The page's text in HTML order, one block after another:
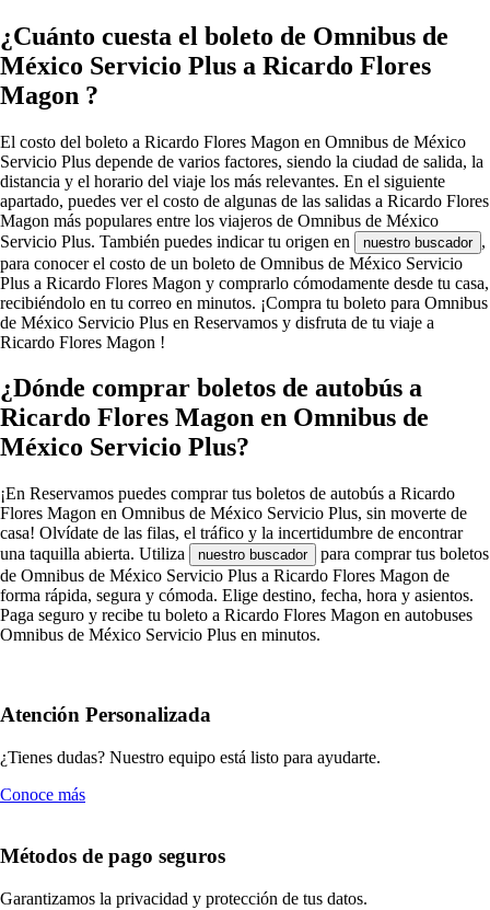
¿Cuánto cuesta el boleto de Omnibus de
México Servicio Plus a Ricardo Flores
Magon ?
El costo del boleto a Ricardo Flores Magon en Omnibus de México
Servicio Plus depende de varios factores, siendo la ciudad de salida, la
distancia y el horario del viaje los más relevantes. En el siguiente
apartado, puedes ver el costo de algunas de las salidas a Ricardo Flores
Magon más populares entre los viajeros de Omnibus de México
Servicio Plus. También puedes indicar tu origen en
nuestro buscador ,
para conocer el costo de un boleto de Omnibus de México Servicio
Plus a Ricardo Flores Magon y comprarlo cómodamente desde tu casa,
recibiéndolo en tu correo en minutos. ¡Compra tu boleto para Omnibus
de México Servicio Plus en Reservamos y disfruta de tu viaje a
Ricardo Flores Magon !
¿Dónde comprar boletos de autobús a
Ricardo Flores Magon en Omnibus de
México Servicio Plus?
¡En Reservamos puedes comprar tus boletos de autobús a Ricardo
Flores Magon en Omnibus de México Servicio Plus, sin moverte de
casa! Olvídate de las filas, el tráfico y la incertidumbre de encontrar
una taquilla abierta. Utiliza
nuestro buscador
para comprar tus boletos
de Omnibus de México Servicio Plus a Ricardo Flores Magon de
forma rápida, segura y cómoda. Elige destino, fecha, hora y asientos.
Paga seguro y recibe tu boleto a Ricardo Flores Magon en autobuses
Omnibus de México Servicio Plus en minutos.
Atención Personalizada
¿Tienes dudas? Nuestro equipo está listo para ayudarte.
Conoce más
Métodos de pago seguros
Garantizamos la privacidad y protección de tus datos.